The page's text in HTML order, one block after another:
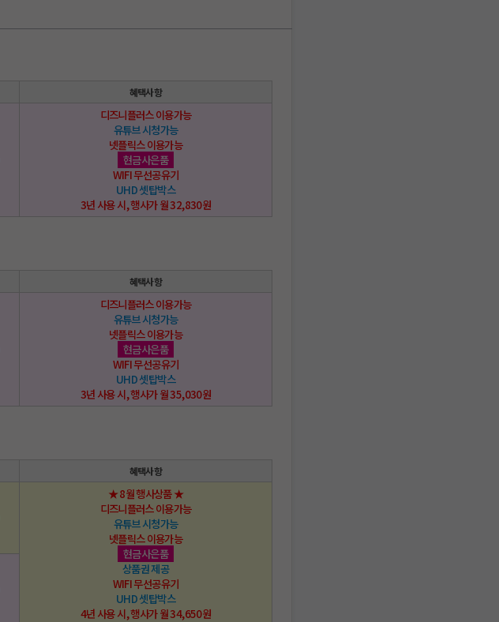
혜택사항
디즈니플러스 이용가능
유튜브 시청가능
넷플릭스 이용가능
현금사은품
WIFI 무선공유기
UHD 셋탑박스
3년 사용 시, 행사가 월 32,830원
혜택사항
디즈니플러스 이용가능
유튜브 시청가능
넷플릭스 이용가능
현금사은품
WIFI 무선공유기
UHD 셋탑박스
3년 사용 시, 행사가 월 35,030원
혜택사항
★ 8월 행사상품 ★
디즈니플러스 이용가능
유튜브 시청가능
넷플릭스 이용가능
현금사은품
상품권 제공
WIFI 무선공유기
UHD 셋탑박스
4년 사용 시, 행사가 월 34,650원